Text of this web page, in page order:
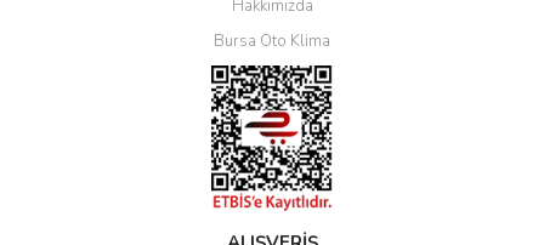
Hakkımızda
Bursa Oto Klima